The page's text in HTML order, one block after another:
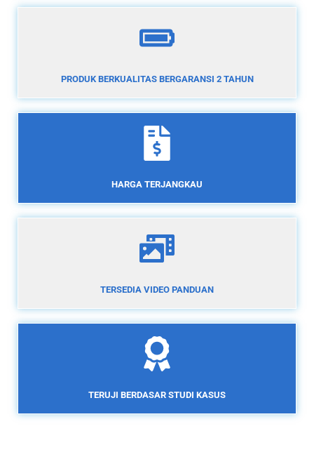
PRODUK BERKUALITAS BERGARANSI 2 TAHUN
HARGA TERJANGKAU
TERSEDIA VIDEO PANDUAN
TERUJI BERDASAR STUDI KASUS